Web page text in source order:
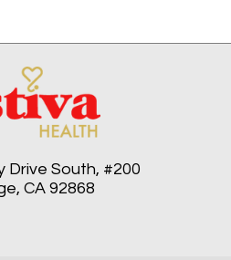
Drive South, #200
CA 92868